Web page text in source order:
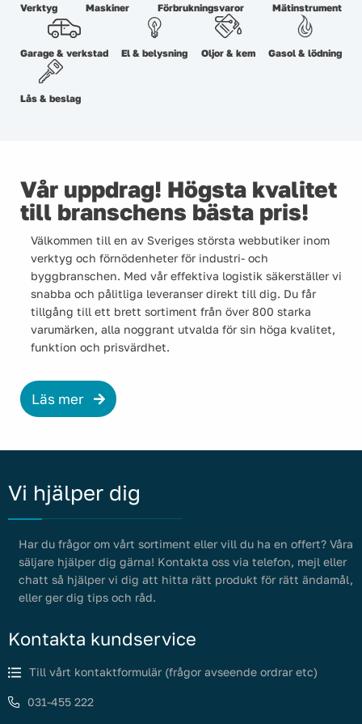
Verktyg Maskiner Förbrukningsvaror Mätinstrument
Garage & verkstad El & belysning Oljor & kem Gasol & lödning
Lås & beslag
Vår uppdrag! Högsta kvalitet
till branschens bästa pris!
Välkommen till en av Sveriges största webbutiker inom
verktyg och förnödenheter för industri- och
byggbranschen. Med vår effektiva logistik säkerställer vi
snabba och pålitliga leveranser direkt till dig. Du får
tillgång till ett brett sortiment från över 800 starka
varumärken, alla noggrant utvalda för sin höga kvalitet,
funktion och prisvärdhet.
Läs mer
Vi hjälper dig
Har du frågor om vårt sortiment eller vill du ha en offert? Våra
säljare hjälper dig gärna! Kontakta oss via telefon, mejl eller
chatt så hjälper vi dig att hitta rätt produkt för rätt ändamål,
eller ger dig tips och råd.
Kontakta kundservice
Till vårt kontaktformulär (frågor avseende ordrar etc)
031-455 222